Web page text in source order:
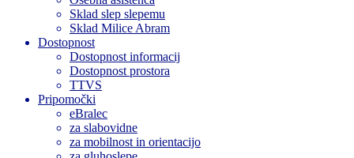
Sklad slep slepemu
Sklad Milice Abram
Dostopnost
Dostopnost informacij
Dostopnost prostora
TTVS
Pripomočki
eBralec
za slabovidne
za mobilnost in orientacijo